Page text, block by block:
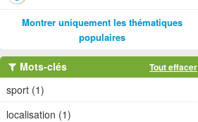
Montrer uniquement les thématiques
populaires
Mots-clés Tout effacer
sport (1)
localisation (1)